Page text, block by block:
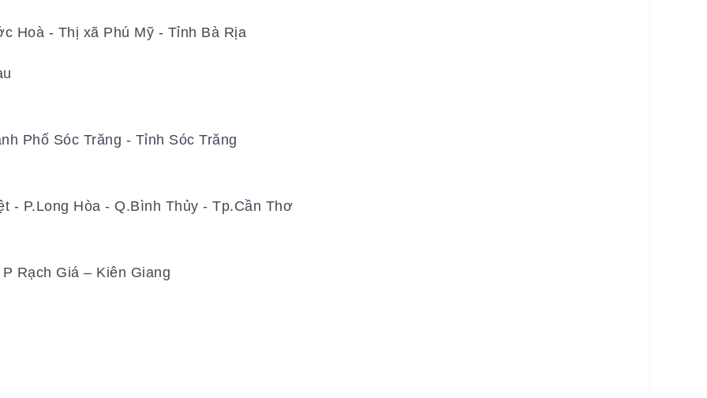
Hoà - Thị xã Phú Mỹ - Tỉnh Bà Rịa
Phố Sóc Trăng - Tỉnh Sóc Trăng
- P.Long Hòa - Q.Bình Thủy - Tp.Cần Thơ
Rạch Giá – Kiên Giang